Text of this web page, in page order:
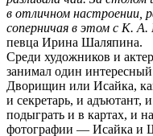
в отличном настроении,
соперничая в этом с К.
певца Ирина Шаляпина.
Среди художников и
занимал один
Дворищин или Исайка,
и секретарь, и адъютант,
подыграть и в картах, и
фотографии — Исайка и